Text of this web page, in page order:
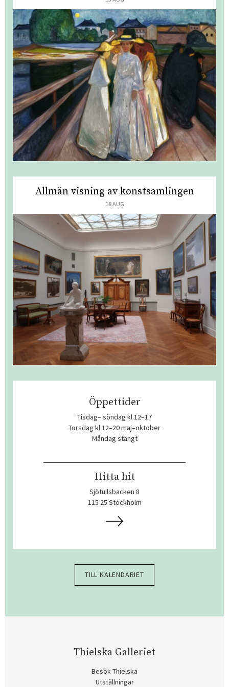
Allmän visning av konstsamlingen
18 AUG
Öppettider
Tisdag– söndag kl 12–17
Torsdag kl 12–20 maj–oktober
Måndag stängt
Hitta hit
Sjötullsbacken 8
115 25 Stockholm
TILL KALENDARIET
Thielska Galleriet
Besök Thielska
Utställningar